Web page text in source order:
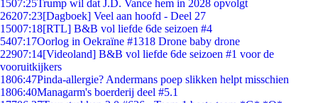
1507:25Trump wil dat J.D. Vance hem in 2028 opvolgt
26207:23[Dagboek] Veel aan hoofd - Deel 27
15007:18[RTL] B&B vol liefde 6de seizoen #4
5407:17Oorlog in Oekraïne #1318 Drone baby drone
22907:14[Videoland] B&B vol liefde 6de seizoen #1 voor de
vooruitkijkers
1806:47Pinda-allergie? Andermans poep slikken helpt misschien
1806:40Managarm's boerderij deel #5.1